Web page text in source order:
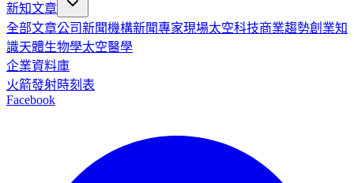
新知文章
全部文章公司新聞機構新聞專家現場太空科技商業趨勢創業知
識天體生物學太空醫學
企業資料庫
火箭發射時刻表
Facebook